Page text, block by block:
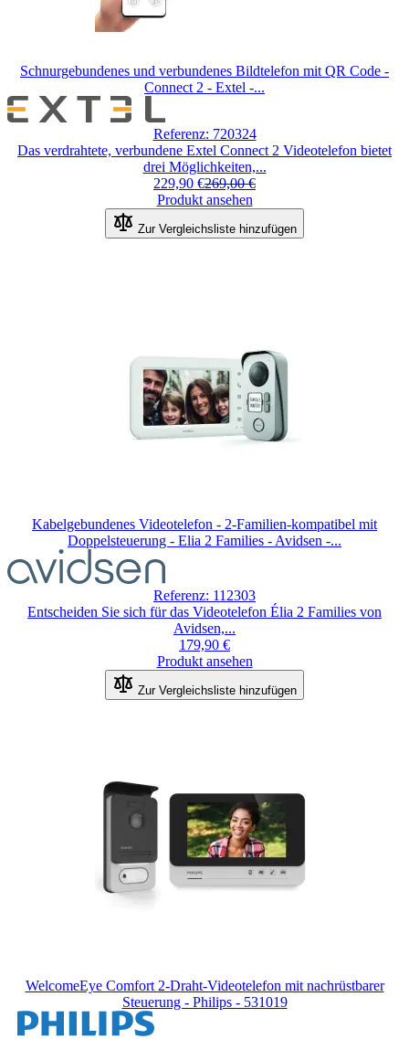
Schnurgebundenes und verbundenes Bildtelefon mit QR Code -
Connect 2 - Extel -...
Referenz: 720324
Das verdrahtete, verbundene Extel Connect 2 Videotelefon bietet
drei Möglichkeiten,...
229,90 €269,00 €
Produkt ansehen
Zur Vergleichsliste hinzufügen
Kabelgebundenes Videotelefon - 2-Familien-kompatibel mit
Doppelsteuerung - Elia 2 Families - Avidsen -...
Referenz: 112303
Entscheiden Sie sich für das Videotelefon Élia 2 Families von
Avidsen,...
179,90 €
Produkt ansehen
Zur Vergleichsliste hinzufügen
WelcomeEye Comfort 2-Draht-Videotelefon mit nachrüstbarer
Steuerung - Philips - 531019